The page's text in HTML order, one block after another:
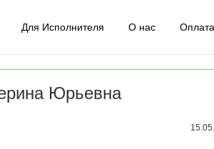
Для Исполнителя О нас
Юрьевна